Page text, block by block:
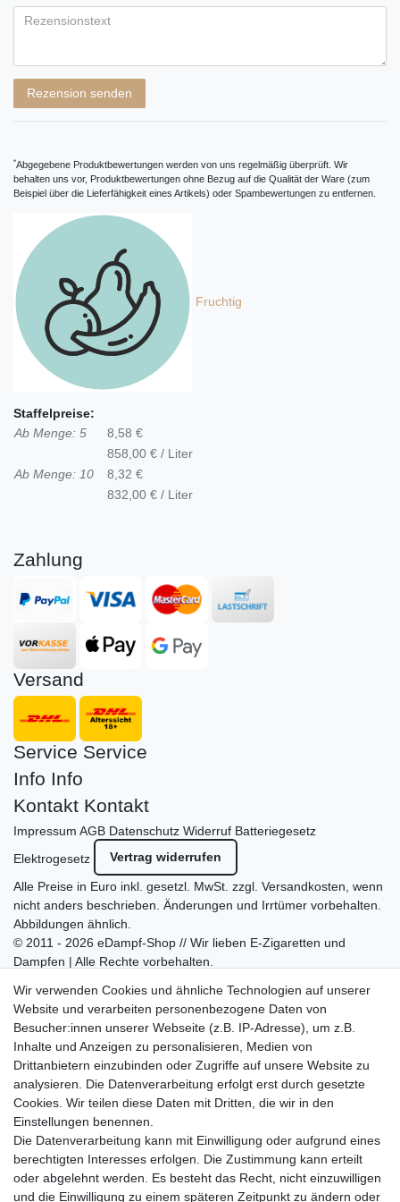
Rezension senden
*Abgegebene Produktbewertungen werden von uns regelmäßig überprüft. Wir
behalten uns vor, Produktbewertungen ohne Bezug auf die Qualität der Ware (zum
Beispiel über die Lieferfähigkeit eines Artikels) oder Spambewertungen zu entfernen.
Fruchtig
Staffelpreise:
Ab Menge: 5
8,58 €
858,00 € / Liter
Ab Menge: 10
8,32 €
832,00 € / Liter
Zahlung
Versand
Service Service
Info Info
Kontakt Kontakt
Impressum AGB Datenschutz Widerruf Batteriegesetz
Elektrogesetz
Vertrag widerrufen
Alle Preise in Euro inkl. gesetzl. MwSt. zzgl. Versandkosten, wenn
nicht anders beschrieben. Änderungen und Irrtümer vorbehalten.
Abbildungen ähnlich.
© 2011 - 2026 eDampf-Shop // Wir lieben E-Zigaretten und
Dampfen | Alle Rechte vorbehalten.
mit vielen spannenden Artikeln.
Bitte entschuldigen Sie, wenn wir telefonisch wegen hoher
betrieblicher Auslastung nicht erreichbar sein sollten.
Schreiben Sie uns gerne eine E-Mail mit Ihrer Telefonnummer
und der Bitte um Rückruf.
Wir rufen Sie schnellstmöglich zurück.
Wir versenden in die folgenden Länder
Wir verwenden Cookies und ähnliche Technologien auf unserer
Website und verarbeiten personenbezogene Daten von
Besucher:innen unserer Webseite (z.B. IP-Adresse), um z.B.
Inhalte und Anzeigen zu personalisieren, Medien von
Drittanbietern einzubinden oder Zugriffe auf unsere Website zu
analysieren. Die Datenverarbeitung erfolgt erst durch gesetzte
Cookies. Wir teilen diese Daten mit Dritten, die wir in den
Einstellungen benennen.
Die Datenverarbeitung kann mit Einwilligung oder aufgrund eines
berechtigten Interesses erfolgen. Die Zustimmung kann erteilt
oder abgelehnt werden. Es besteht das Recht, nicht einzuwilligen
und die Einwilligung zu einem späteren Zeitpunkt zu ändern oder